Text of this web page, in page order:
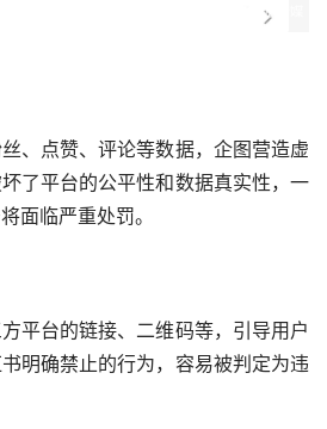
、点赞、评论等数据，企图营造虚
了平台的公平性和数据真实性，一
面临严重处罚。
平台的链接、二维码等，引导用户
明确禁止的行为，容易被判定为违